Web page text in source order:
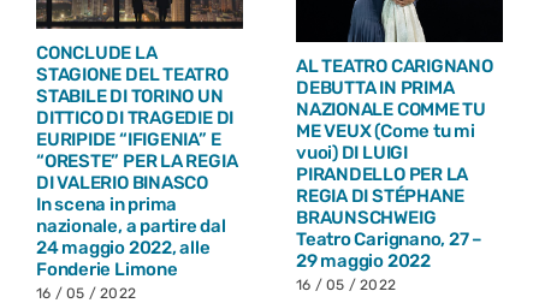
CONCLUDE LA
STAGIONE DEL TEATRO
STABILE DI TORINO UN
DITTICO DI TRAGEDIE DI
EURIPIDE “IFIGENIA” E
“ORESTE” PER LA REGIA
DI VALERIO BINASCO
In scena in prima
nazionale, a partire dal
24 maggio 2022, alle
Fonderie Limone
16 / 05 / 2022
AL TEATRO CARIGNANO
DEBUTTA IN PRIMA
NAZIONALE COMME TU
ME VEUX (Come tu mi
vuoi) DI LUIGI
PIRANDELLO PER LA
REGIA DI STÉPHANE
BRAUNSCHWEIG
Teatro Carignano, 27 –
29 maggio 2022
16 / 05 / 2022